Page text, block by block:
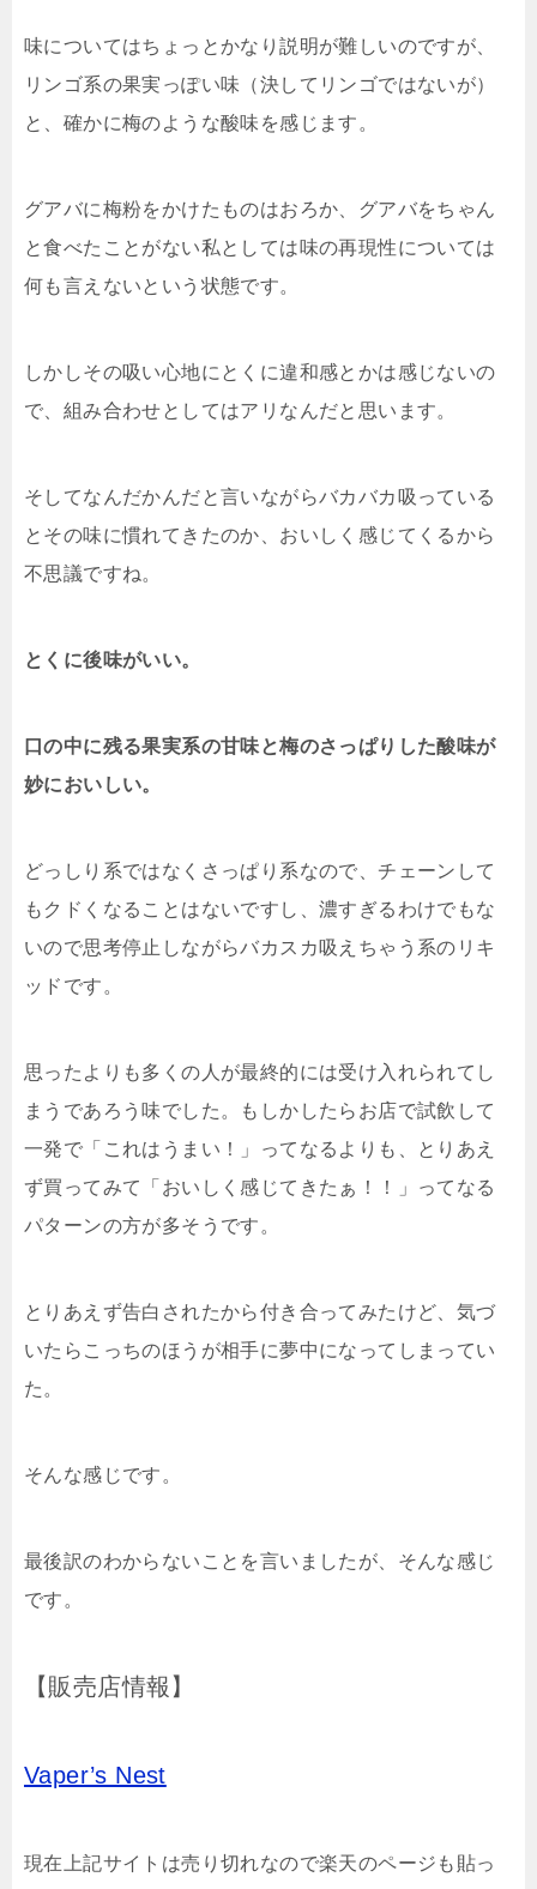
味についてはちょっとかなり説明が難しいのですが、
リンゴ系の果実っぽい味（決してリンゴではないが）
と、確かに梅のような酸味を感じます。
グアバに梅粉をかけたものはおろか、グアバをちゃん
と食べたことがない私としては味の再現性については
何も言えないという状態です。
しかしその吸い心地にとくに違和感とかは感じないの
で、組み合わせとしてはアリなんだと思います。
そしてなんだかんだと言いながらバカバカ吸っている
とその味に慣れてきたのか、おいしく感じてくるから
不思議ですね。
とくに後味がいい。
口の中に残る果実系の甘味と梅のさっぱりした酸味が
妙においしい。
どっしり系ではなくさっぱり系なので、チェーンして
もクドくなることはないですし、濃すぎるわけでもな
いので思考停止しながらバカスカ吸えちゃう系のリキ
ッドです。
思ったよりも多くの人が最終的には受け入れられてし
まうであろう味でした。もしかしたらお店で試飲して
一発で「これはうまい！」ってなるよりも、とりあえ
ず買ってみて「おいしく感じてきたぁ！！」ってなる
パターンの方が多そうです。
とりあえず告白されたから付き合ってみたけど、気づ
いたらこっちのほうが相手に夢中になってしまってい
た。
そんな感じです。
最後訳のわからないことを言いましたが、そんな感じ
です。
【販売店情報】
Vaper’s Nest
現在上記サイトは売り切れなので楽天のページも貼っ